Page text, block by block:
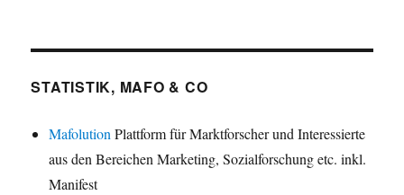
STATISTIK, MAFO & CO
Mafolution Plattform für Marktforscher und Interessierte
aus den Bereichen Marketing, Sozialforschung etc. inkl.
Manifest